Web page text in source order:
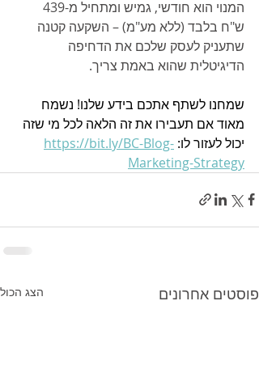
ש"ח בלבד (ללא מע"מ) – השקעה קטנה
שתעניק לעסק שלכם את הדחיפה
הדיגיטלית שהוא באמת צריך.
שמחנו לשתף אתכם בידע שלנו! נשמח
מאוד אם תעבירו את זה הלאה לכל מי שזה
יכול לעזור לו: https://bit.ly/BC-Blog-
Marketing-Strategy
פוסטים אחרונים הצג הכול